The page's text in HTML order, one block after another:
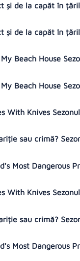
și de la capăt în
și de la capăt în
Beach House
Beach House
With Knives
sau crimă?
Most Dangerous
With Knives
sau crimă?
Most Dangerous